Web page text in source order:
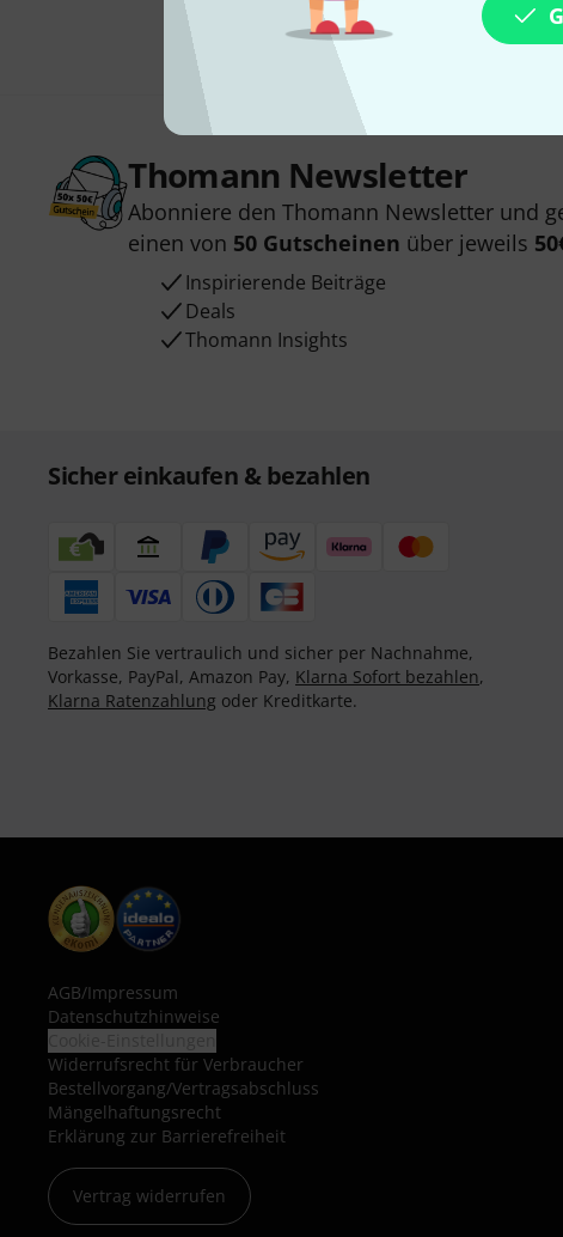
Thomann Newsletter
Abonniere den Thomann Newsletter und
einen von 50 Gutscheinen über jeweils
Inspirierende Beiträge
Deals
Thomann Insights
Sicher einkaufen & bezahlen
Bezahlen Sie vertraulich und sicher per Nachnahme,
Vorkasse, PayPal, Amazon Pay, Klarna Sofort bezahlen,
Klarna Ratenzahlung oder Kreditkarte.
AGB/Impressum
Datenschutzhinweise
Widerrufsrecht für Verbraucher
Bestellvorgang/Vertragsabschluss
Mängelhaftungsrecht
Erklärung zur Barrierefreiheit
Vertrag widerrufen